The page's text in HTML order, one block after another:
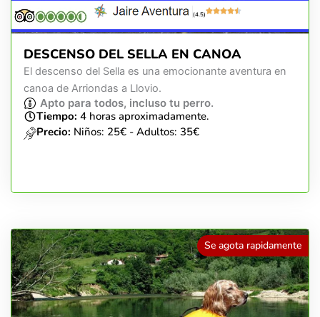
(4.5)
DESCENSO DEL SELLA EN CANOA
El descenso del Sella es una emocionante aventura en
canoa de Arriondas a Llovio.
Apto para todos, incluso tu perro.
Tiempo: 4 horas aproximadamente.
Precio: Niños: 25€ - Adultos: 35€
Se agota rapidamente